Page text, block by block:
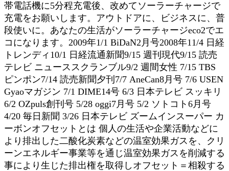
帯電話機に5分程充電後、改めてソーラーチャージで
充電をお願いします。アウトドアに、ビジネスに、普
段使いに。あなたの生活がソーラーチャージeco2でエ
コになります。2009年1/1 BiDaN2月号2008年11/4 日経
トレンディ10/1 日経流通新聞9/15 週刊現代9/15 読売
テレビ ニューススクランブル9/2 週間女性 7/15 TBS
ピンポン7/14 読売新聞夕刊7/7 AneCan8月号 7/6 USEN
Gyaoマガジン 7/1 DIME14号 6/3 日本テレビ スッキリ
6/2 OZpuls創刊号 5/28 oggi7月号 5/2 ソトコト6月号
4/20 毎日新聞 3/26 日本テレビ ズームインスーパー カ
ーボンオフセットとは 個人の生活や企業活動などに
より排出した二酸化炭素などの温室効果ガスを、クリ
ーンエネルギー事業等を通じ温室効果ガスを削減する
事により生じた排出権を取得しオフセット＝相殺する